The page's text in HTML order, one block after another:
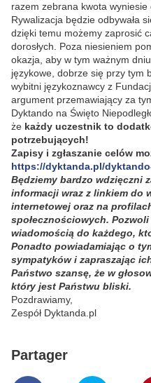
razem zebrana kwota wyniesie
Rywalizacja będzie odbywała
dzięki temu możemy zaprosić
dorosłych. Poza niesieniem
okazja, aby w tym ważnym
językowe, dobrze się przy tym
wybitni językoznawcy z
argument przemawiający za
Dyktando na Święto
że każdy uczestnik to
potrzebujących!
Zapisy i zgłaszanie celów
https://dyktanda.pl/
Będziemy bardzo wdzięczni
informacji wraz z linkiem do
internetowej oraz na
społecznościowych.
wiadomością do każdego,
Ponadto powiadamiając o
sympatyków i zapraszając
Państwo szansę, że w
który jest Państwu bliski.
Pozdrawiamy,
Zespół Dyktanda.pl
Partager